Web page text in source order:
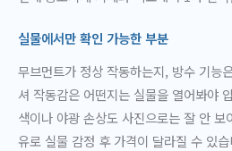
실물에서만 확인 가능한 부분
무브먼트가 정상 작동하는지, 방수 기능
셔 작동감은 어떤지는 실물을 열어봐야
색이나 야광 손상도 사진으로는 잘 안 보
유로 실물 감정 후 가격이 달라질 수 있